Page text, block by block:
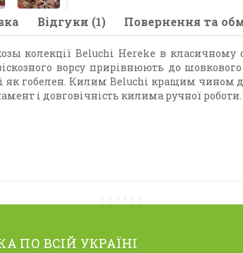
Відгуки (1) Повернення та
колекції Beluchi Hereke в класичному
ворсу прирівнюють до
як гобелен. Килим Beluchi кращим чином
і довговічність килима ручної роботи.
ПО ВСІЙ УКРАЇНІ